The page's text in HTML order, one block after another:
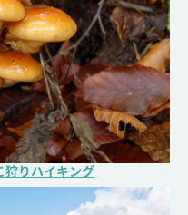
りハイキング